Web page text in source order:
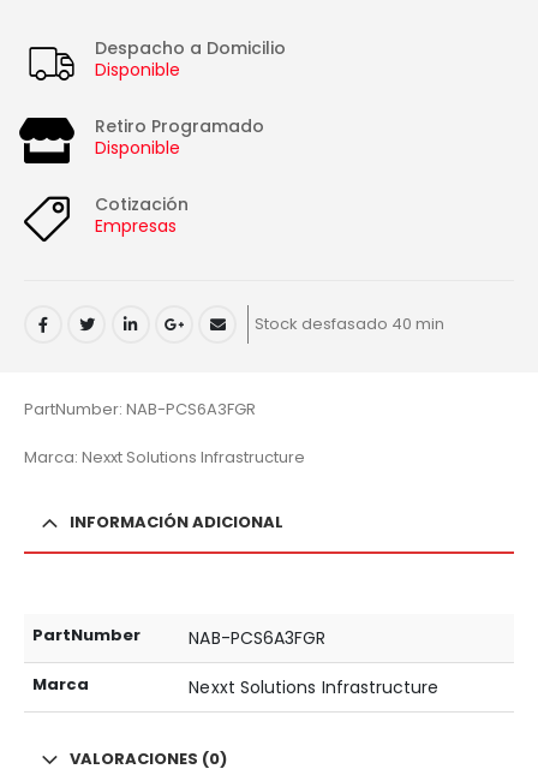
Despacho a Domicilio
Disponible
Retiro Programado
Disponible
Cotización
Empresas
Stock desfasado 40 min
PartNumber: NAB-PCS6A3FGR
Marca: Nexxt Solutions Infrastructure
INFORMACIÓN ADICIONAL
PartNumber NAB-PCS6A3FGR
Marca Nexxt Solutions Infrastructure
VALORACIONES (0)